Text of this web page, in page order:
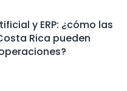
y ERP: ¿cómo las
Rica pueden